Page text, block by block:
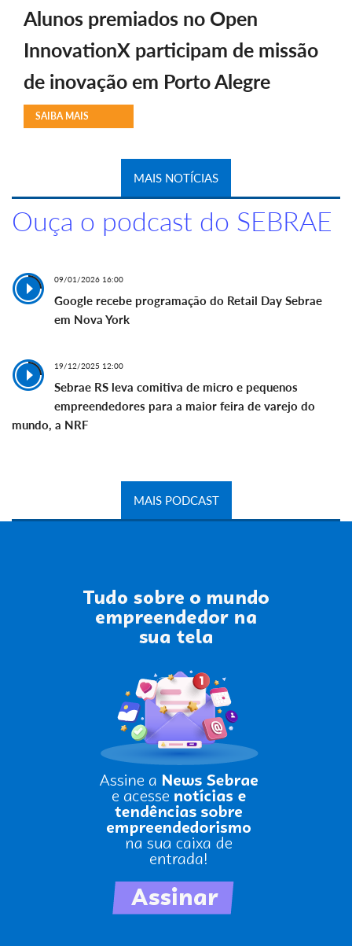
Alunos premiados no Open
InnovationX participam de missão
de inovação em Porto Alegre
SAIBA MAIS
MAIS NOTÍCIAS
Ouça o podcast do SEBRAE
09/01/2026 16:00
Google recebe programação do Retail Day Sebrae
em Nova York
19/12/2025 12:00
Sebrae RS leva comitiva de micro e pequenos
empreendedores para a maior feira de varejo do
mundo, a NRF
MAIS PODCAST